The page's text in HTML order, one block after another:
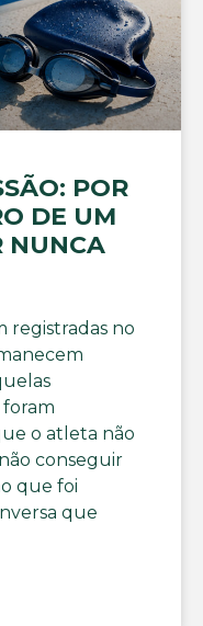
POR
DE UM
NUNCA
registradas no
o atleta não
conseguir
que foi
que